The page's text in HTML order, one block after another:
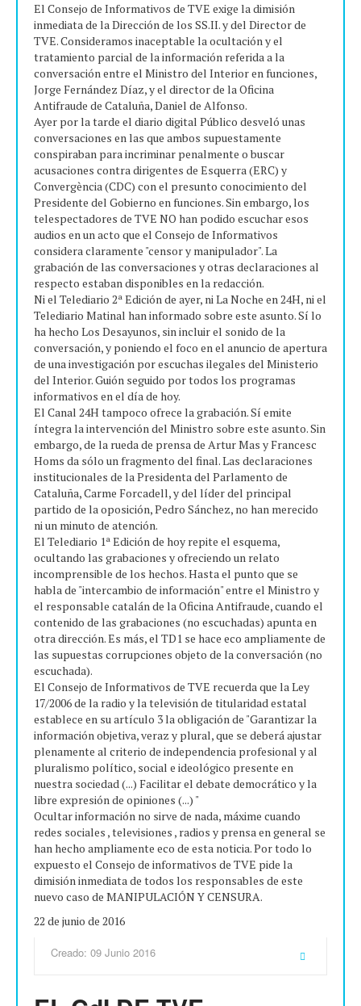
El Consejo de Informativos de TVE exige la dimisión
inmediata de la Dirección de los SS.II. y del Director de
TVE. Consideramos inaceptable la ocultación y el
tratamiento parcial de la información referida a la
conversación entre el Ministro del Interior en funciones,
Jorge Fernández Díaz, y el director de la Oficina
Antifraude de Cataluña, Daniel de Alfonso.
Ayer por la tarde el diario digital Público desveló unas
conversaciones en las que ambos supuestamente
conspiraban para incriminar penalmente o buscar
acusaciones contra dirigentes de Esquerra (ERC) y
Convergència (CDC) con el presunto conocimiento del
Presidente del Gobierno en funciones. Sin embargo, los
telespectadores de TVE NO han podido escuchar esos
audios en un acto que el Consejo de Informativos
considera claramente "censor y manipulador". La
grabación de las conversaciones y otras declaraciones al
respecto estaban disponibles en la redacción.
Ni el Telediario 2ª Edición de ayer, ni La Noche en 24H, ni el
Telediario Matinal han informado sobre este asunto. Sí lo
ha hecho Los Desayunos, sin incluir el sonido de la
conversación, y poniendo el foco en el anuncio de apertura
de una investigación por escuchas ilegales del Ministerio
del Interior. Guión seguido por todos los programas
informativos en el día de hoy.
El Canal 24H tampoco ofrece la grabación. Sí emite
íntegra la intervención del Ministro sobre este asunto. Sin
embargo, de la rueda de prensa de Artur Mas y Francesc
Homs da sólo un fragmento del final. Las declaraciones
institucionales de la Presidenta del Parlamento de
Cataluña, Carme Forcadell, y del líder del principal
partido de la oposición, Pedro Sánchez, no han merecido
ni un minuto de atención.
El Telediario 1ª Edición de hoy repite el esquema,
ocultando las grabaciones y ofreciendo un relato
incomprensible de los hechos. Hasta el punto que se
habla de "intercambio de información" entre el Ministro y
el responsable catalán de la Oficina Antifraude, cuando el
contenido de las grabaciones (no escuchadas) apunta en
otra dirección. Es más, el TD1 se hace eco ampliamente de
las supuestas corrupciones objeto de la conversación (no
escuchada).
El Consejo de Informativos de TVE recuerda que la Ley
17/2006 de la radio y la televisión de titularidad estatal
establece en su artículo 3 la obligación de "Garantizar la
información objetiva, veraz y plural, que se deberá ajustar
plenamente al criterio de independencia profesional y al
pluralismo político, social e ideológico presente en
nuestra sociedad (...) Facilitar el debate democrático y la
libre expresión de opiniones (...) "
Ocultar información no sirve de nada, máxime cuando
redes sociales , televisiones , radios y prensa en general se
han hecho ampliamente eco de esta noticia. Por todo lo
expuesto el Consejo de informativos de TVE pide la
dimisión inmediata de todos los responsables de este
nuevo caso de MANIPULACIÓN Y CENSURA.
22 de junio de 2016
Creado: 09 Junio 2016